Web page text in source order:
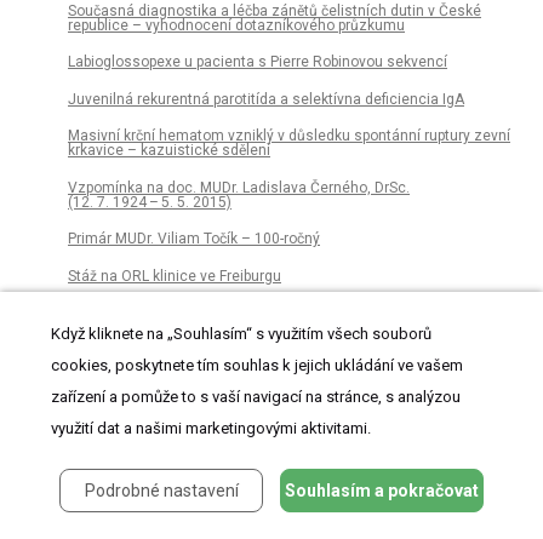
Současná diagnostika a léčba zánětů čelistních dutin v České
republice – vyhodnocení dotazníkového průzkumu
Labioglossopexe u pacienta s Pierre Robinovou sekvencí
Juvenilná rekurentná parotitída a selektívna deficiencia IgA
Masivní krční hematom vzniklý v důsledku spontánní ruptury zevní
krkavice – kazuistické sdělení
Vzpomínka na doc. MUDr. Ladislava Černého, DrSc.
(12. 7. 1924 – 5. 5. 2015)
Primár MUDr. Viliam Točík – 100-ročný
Stáž na ORL klinice ve Freiburgu
hlavy a krku ČLS JEP
Změna v placení členských poplatků ČSORLCHHK ČLS JEP
Srovnání sialendoskopie, ultrasonografie a sialografie v diagnostice
Poleptanie pažeráka diskovitou batériou u detí
Když kliknete na „Souhlasím“ s využitím všech souborů
cookies, poskytnete tím souhlas k jejich ukládání ve vašem
zařízení a pomůže to s vaší navigací na stránce, s analýzou
využití dat a našimi marketingovými aktivitami.
Podrobné nastavení Souhlasím a pokračovat